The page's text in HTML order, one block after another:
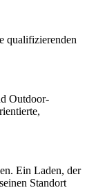
qualifizierenden
Outdoor-
Ein Laden, der
Standort